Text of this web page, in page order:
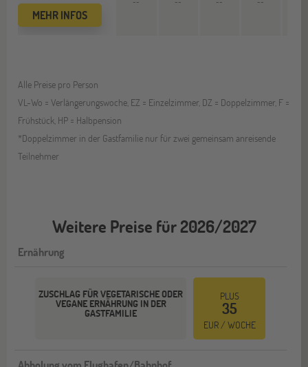
MEHR INFOS
Alle Preise pro Person
VL-Wo = Verlängerungswoche, EZ = Einzelzimmer, DZ = Doppelzimmer, F =
Frühstück, HP = Halbpension
*Doppelzimmer in der Gastfamilie nur für zwei gemeinsam anreisende
Teilnehmer
Weitere Preise für 2026/2027
Ernährung
ZUSCHLAG FÜR VEGETARISCHE ODER
VEGANE ERNÄHRUNG IN DER
GASTFAMILIE
PLUS
35
EUR / WOCHE